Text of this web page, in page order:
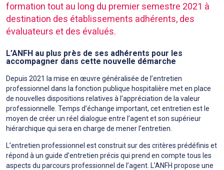
formation tout au long du premier semestre 2021 à
destination des établissements adhérents, des
évaluateurs et des évalués.
L’ANFH au plus près de ses adhérents pour les
accompagner dans cette nouvelle démarche
Depuis 2021 la mise en œuvre généralisée de l’entretien
professionnel dans la fonction publique hospitalière met en place
de nouvelles dispositions relatives à l’appréciation de la valeur
professionnelle. Temps d’échange important, cet entretien est le
moyen de créer un réel dialogue entre l’agent et son supérieur
hiérarchique qui sera en charge de mener l’entretien.
L’entretien professionnel est construit sur des critères prédéfinis et
répond à un guide d’entretien précis qui prend en compte tous les
aspects du parcours professionnel de l’agent. L’ANFH propose une